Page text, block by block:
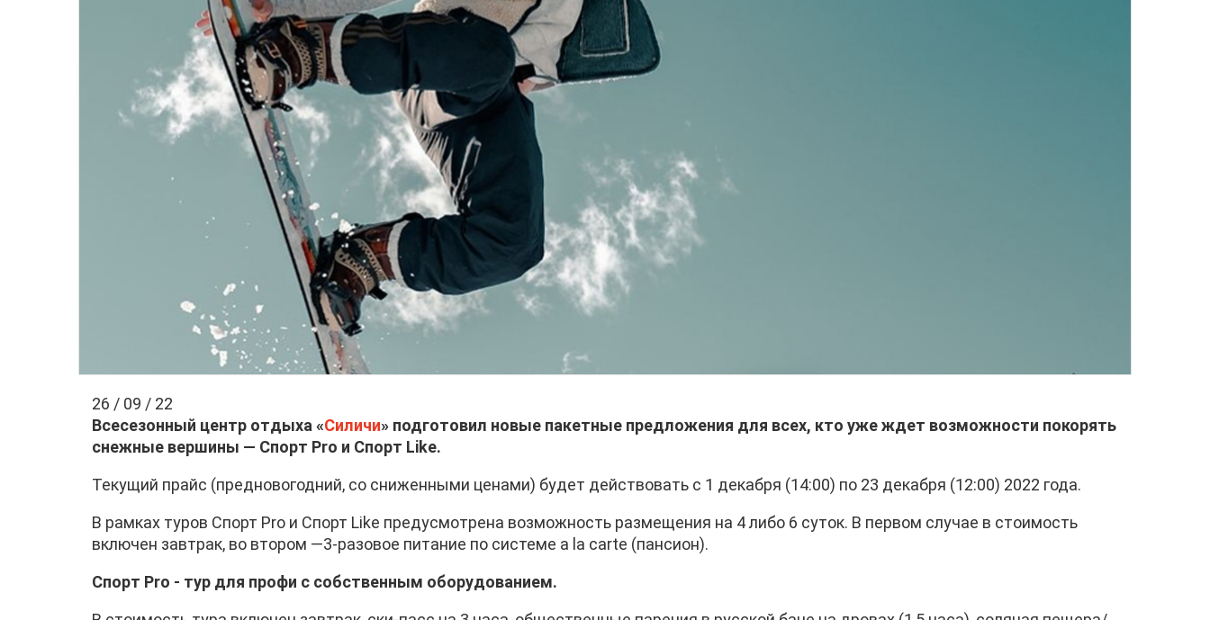
26 / 09 / 22
Всесезонный центр отдыха «Силичи» подготовил новые пакетные предложения для всех, кто уже ждет возможности покорять
снежные вершины — Спорт Pro и Спорт Like.
Текущий прайс (предновогодний, со сниженными ценами) будет действовать с 1 декабря (14:00) по 23 декабря (12:00) 2022 года.
В рамках ​туров Спорт Pro и ​Спорт Like предусмотрена возможность размещения на 4 либо 6 суток. В первом случае в стоимость
включен завтрак, во втором —3-разовое питание по системе a la carte (пансион).
Спорт Pro - тур для профи с собственным оборудованием.